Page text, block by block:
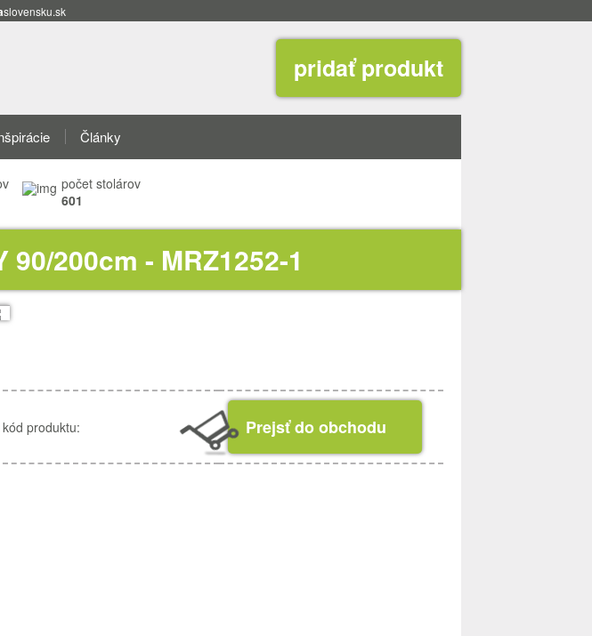
slovensku.sk
pridať produkt
Články
počet stolárov
601
200cm - MRZ1252-1
kód produktu: Prejsť do obchodu